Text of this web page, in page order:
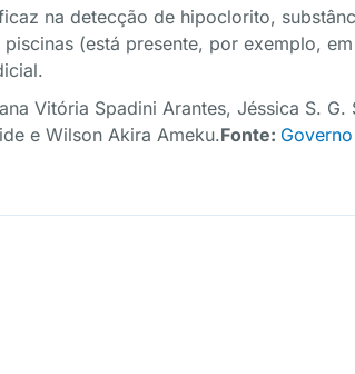
na detecção de hipoclorito,
(está presente, por exemplo,
Vitória Spadini Arantes, Jéssica S. G.
e Wilson Akira Ameku.Fonte: